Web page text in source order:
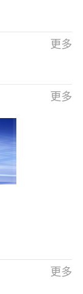
更多
更多
更多